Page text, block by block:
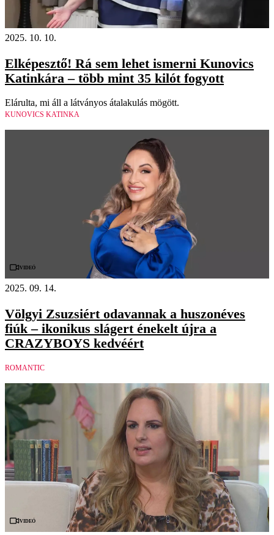
2025. 10. 10.
Elképesztő! Rá sem lehet ismerni Kunovics
Katinkára – több mint 35 kilót fogyott
Elárulta, mi áll a látványos átalakulás mögött.
KUNOVICS KATINKA
Videó
2025. 09. 14.
Völgyi Zsuzsiért odavannak a huszonéves
fiúk – ikonikus slágert énekelt újra a
CRAZYBOYS kedvéért
ROMANTIC
Videó